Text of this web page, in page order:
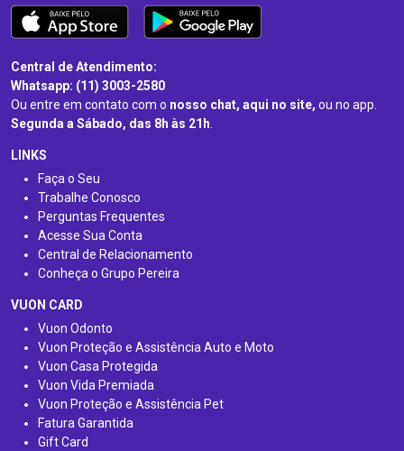
Central de Atendimento:
Whatsapp: (11) 3003-2580
Ou entre em contato com o nosso chat, aqui no site, ou no app.
Segunda a Sábado, das 8h às 21h.
LINKS
Faça o Seu
Trabalhe Conosco
Perguntas Frequentes
Acesse Sua Conta
Central de Relacionamento
Conheça o Grupo Pereira
VUON CARD
Vuon Odonto
Vuon Proteção e Assistência Auto e Moto
Vuon Casa Protegida
Vuon Vida Premiada
Vuon Proteção e Assistência Pet
Fatura Garantida
Gift Card